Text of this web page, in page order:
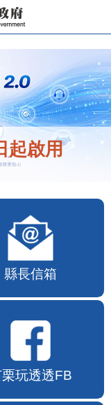
起啟用
縣長信箱
玩透透FB